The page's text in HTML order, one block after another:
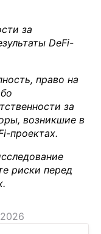
за
DeFi-
право на
за
возникшие в
проектах.
риски перед